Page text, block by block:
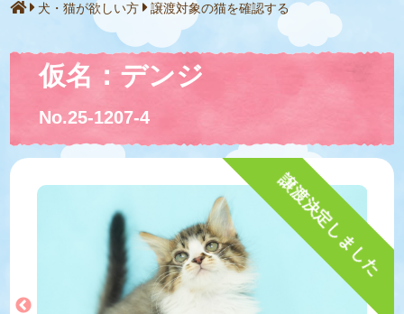
犬・猫が欲しい方 譲渡対象の猫を確認する
仮名：デンジ
No.25-1207-4
譲渡決定しました